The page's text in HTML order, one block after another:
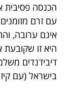
הכנסה פסיבית
עם זרם
אינם ערובה,
היא זו שקובעת
בישראל (עם